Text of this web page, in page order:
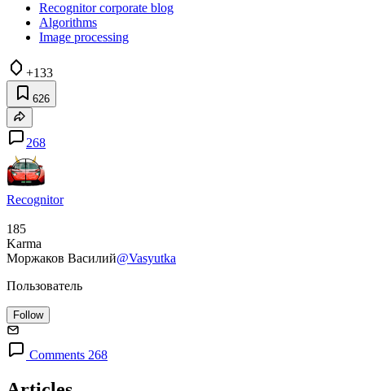
Recognitor corporate blog
Algorithms
Image processing
+133
626
268
Recognitor
185
Karma
Моржаков Василий@Vasyutka
Пользователь
Follow
Comments 268